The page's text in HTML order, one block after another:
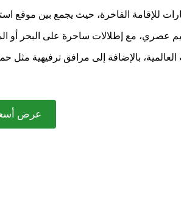
للإقامة الفاخرة، حيث يجمع بين
عصري، مع إطلالات ساحرة على البحر أو
بالإضافة إلى مرافق ترفيهية مثل
عرض